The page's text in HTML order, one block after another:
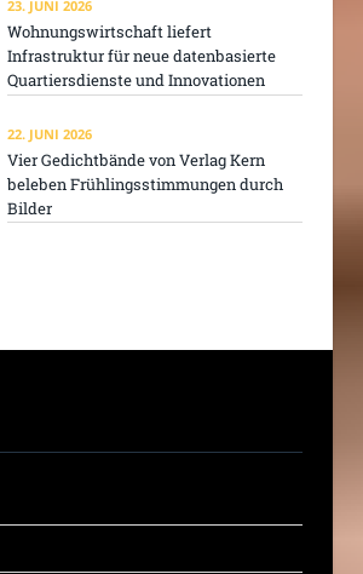
23. JUNI 2026
Wohnungswirtschaft liefert
Infrastruktur für neue datenbasierte
Quartiersdienste und Innovationen
22. JUNI 2026
Vier Gedichtbände von Verlag Kern
beleben Frühlingsstimmungen durch
Bilder